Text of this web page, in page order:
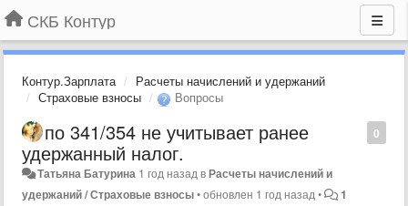
СКБ Контур
Контур.Зарплата
Расчеты начислений и удержаний
Страховые взносы
Вопросы
0
по 341/354 не учитывает ранее
удержанный налог.
Татьяна Батурина 1 год назад вРасчеты начислений и
удержаний / Страховые взносы•обновлен 1 год назад • 1